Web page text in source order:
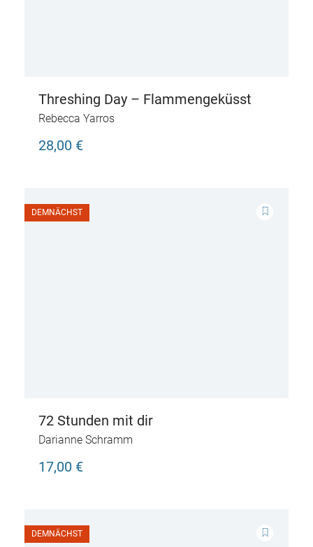
Threshing Day – Flammengeküsst
Rebecca Yarros
28,00 €
DEMNÄCHST
72 Stunden mit dir
Darianne Schramm
17,00 €
DEMNÄCHST